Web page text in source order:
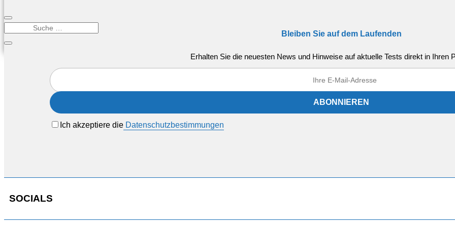
Bleiben Sie auf dem Laufenden
Erhalten Sie die neuesten News und Hinweise auf aktuelle Tests direkt in Ihren
Ich akzeptiere die Datenschutzbestimmungen
SOCIALS